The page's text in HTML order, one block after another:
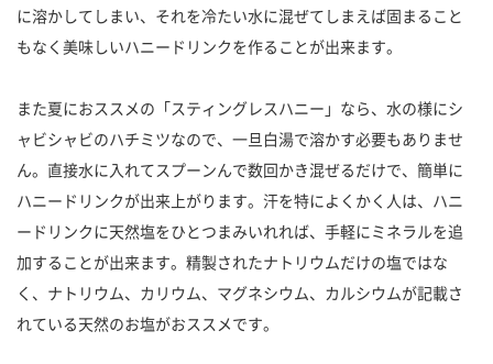
に溶かしてしまい、それを冷たい水に混ぜてしまえば固まること
もなく美味しいハニードリンクを作ることが出来ます。
また夏におススメの「スティングレスハニー」なら、水の様にシ
ャビシャビのハチミツなので、一旦白湯で溶かす必要もありませ
ん。直接水に入れてスプーンんで数回かき混ぜるだけで、簡単に
ハニードリンクが出来上がります。汗を特によくかく人は、ハニ
ードリンクに天然塩をひとつまみいれれば、手軽にミネラルを追
加することが出来ます。精製されたナトリウムだけの塩ではな
く、ナトリウム、カリウム、マグネシウム、カルシウムが記載さ
れている天然のお塩がおススメです。